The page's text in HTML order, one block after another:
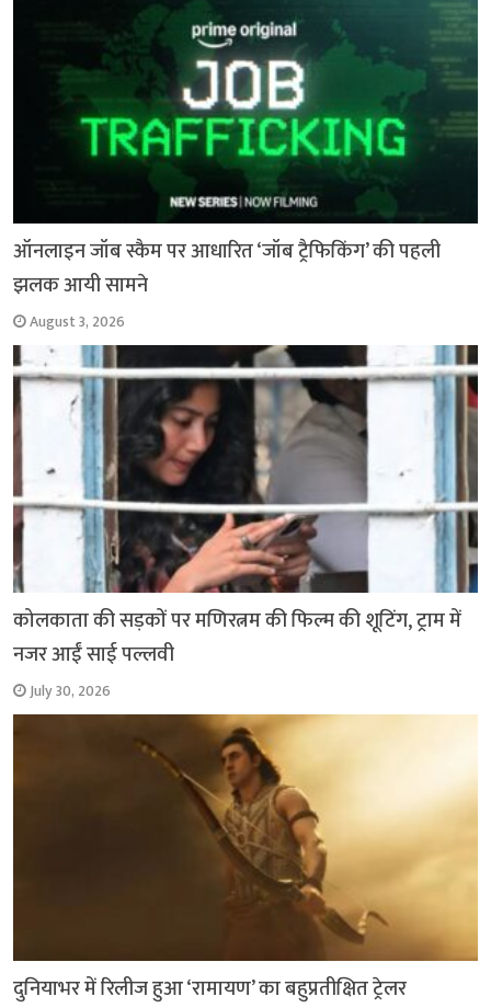
ऑनलाइन जॉब स्कैम पर आधारित ‘जॉब ट्रैफिकिंग’ की पहली
झलक आयी सामने
August 3, 2026
कोलकाता की सड़कों पर मणिरत्नम की फिल्म की शूटिंग, ट्राम में
नजर आईं साई पल्लवी
July 30, 2026
दुनियाभर में रिलीज हुआ ‘रामायण’ का बहुप्रतीक्षित ट्रेलर